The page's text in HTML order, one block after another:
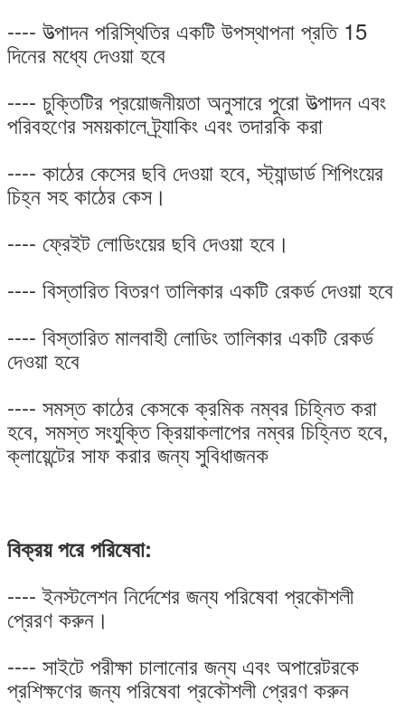
---- উত্পাদন পরিস্থিতির একটি উপস্থাপনা প্রতি 15
দিনের মধ্যে দেওয়া হবে
---- চুক্তিটির প্রয়োজনীয়তা অনুসারে পুরো উত্পাদন এবং
পরিবহণের সময়কালে ট্র্যাকিং এবং তদারকি করা
---- কাঠের কেসের ছবি দেওয়া হবে, স্ট্যান্ডার্ড শিপিংয়ের
চিহ্ন সহ কাঠের কেস।
---- ফ্রেইট লোডিংয়ের ছবি দেওয়া হবে।
---- বিস্তারিত বিতরণ তালিকার একটি রেকর্ড দেওয়া হবে
---- বিস্তারিত মালবাহী লোডিং তালিকার একটি রেকর্ড
দেওয়া হবে
---- সমস্ত কাঠের কেসকে ক্রমিক নম্বর চিহ্নিত করা
হবে, সমস্ত সংযুক্তি ক্রিয়াকলাপের নম্বর চিহ্নিত হবে,
ক্লায়েন্টের সাফ করার জন্য সুবিধাজনক
বিক্রয় পরে পরিষেবা:
---- ইনস্টলেশন নির্দেশের জন্য পরিষেবা প্রকৌশলী
প্রেরণ করুন।
---- সাইটে পরীক্ষা চালানোর জন্য এবং অপারেটরকে
প্রশিক্ষণের জন্য পরিষেবা প্রকৌশলী প্রেরণ করুন